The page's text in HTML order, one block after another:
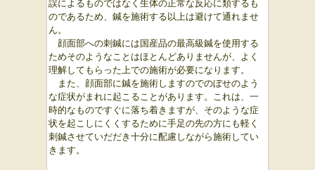
誤によるものではなく生体の正常な反応に類するも
のであるため、鍼を施術する以上は避けて通れませ
ん。
顔面部への刺鍼には国産品の最高級鍼を使用する
ためそのようなことはほとんどありませんが、よく
理解してもらった上での施術が必要になります。
また、顔面部に鍼を施術しますのでのぼせのよう
な症状がまれに起こることがあります。これは、一
時的なものですぐに落ち着きますが、そのような症
状を起こしにくくするために手足の先の方にも軽く
刺鍼させていだだき十分に配慮しながら施術してい
きます。